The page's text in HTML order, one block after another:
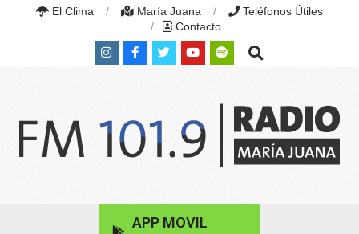
El Clima María Juana
Teléfonos Útiles
Contacto
Search
APP MOVIL